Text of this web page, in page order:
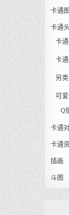
卡通
卡通
卡
卡
另
可
Q
卡通
卡通
插画
斗图